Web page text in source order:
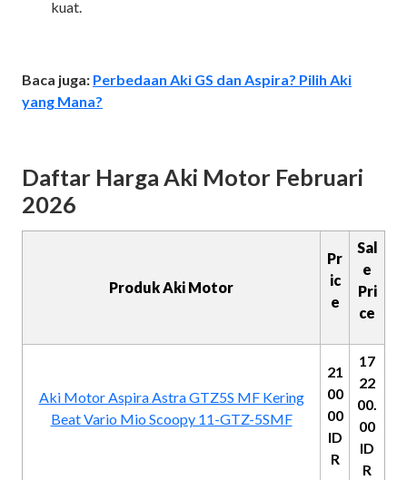
kuat.
Baca juga: Perbedaan Aki GS dan Aspira? Pilih Aki
yang Mana?
Daftar Harga Aki Motor Februari
2026
Produk Aki Motor
Pr
ic
e
Sal
e
Pri
ce
Aki Motor Aspira Astra GTZ5S MF Kering
Beat Vario Mio Scoopy 11-GTZ-5SMF
21
00
00
ID
R
17
22
00.
00
ID
R